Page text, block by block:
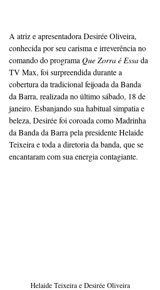
A atriz e apresentadora Desirée Oliveira,
conhecida por seu carisma e irreverência no
comando do programa Que Zorra é Essa da
TV Max, foi surpreendida durante a
cobertura da tradicional feijoada da Banda
da Barra, realizada no último sábado, 18 de
janeiro. Esbanjando sua habitual simpatia e
beleza, Desirée foi coroada como Madrinha
da Banda da Barra pela presidente Helaide
Teixeira e toda a diretoria da banda, que se
encantaram com sua energia contagiante.
Helaide Teixeira e Desirée Oliveira